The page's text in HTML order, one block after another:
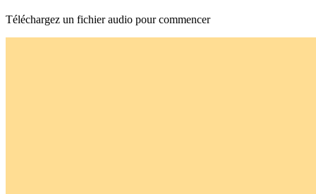
Téléchargez un fichier audio pour commencer